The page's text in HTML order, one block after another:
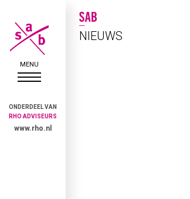
ONDERDEEL VAN
RHO ADVISEURS
www.rho.nl
NIEUWS